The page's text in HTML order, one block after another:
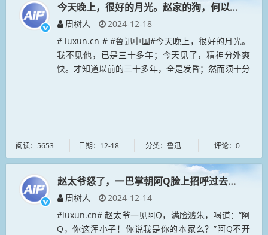
今天晚上，很好的月光。赵家的狗，何以看我两
周树人
2024-12-18
# luxun.cn # #鲁迅中国#今天晚上，很好的月光。
我不见他，已是三十多年；今天见了，精神分外爽
快。才知道以前的三十多年，全是发昏；然而须十分
阅读：5653 日期：12-18 分类：鲁迅 评论：0
赵太爷怒了，一巴掌朝阿Q脸上招呼过去：你配
周树人
2024-12-14
#luxun.cn# 赵太爷一见阿Q，满脸溅朱，喝道：“阿
Q，你这浑小子！你说我是你的本家么？”阿Q不开